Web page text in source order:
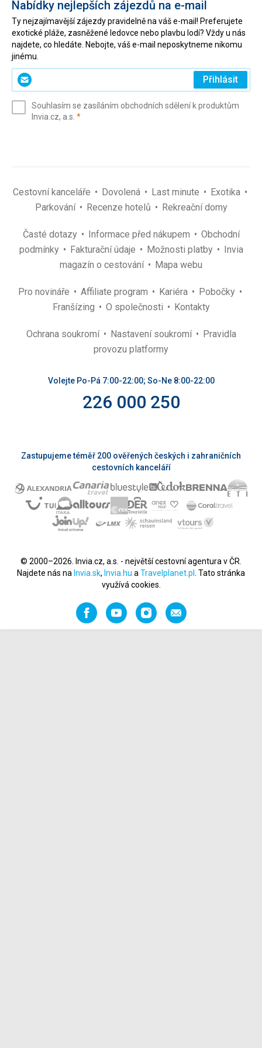
Nabídky nejlepších zájezdů na e-mail
Ty nejzajímavější zájezdy pravidelně na váš e-mail! Preferujete
exotické pláže, zasněžené ledovce nebo plavbu lodí? Vždy u nás
najdete, co hledáte. Nebojte, váš e-mail neposkytneme nikomu
jinému.
Zadejte
svůj
(povinné)
Přihlásit
Souhlasím se zasíláním obchodních sdělení k produktům
Invia.cz, a.s. *(povinné)
Cestovní kanceláře Dovolená Last minute
Exotika
Parkování
Recenze hotelů Rekreační domy
Časté dotazy Informace před nákupem
Obchodní
podmínky
Fakturační údaje Možnosti platby
Invia
magazín o cestování
Mapa webu
Pro novináře Affiliate program Kariéra
Pobočky
Franšízing
O společnosti Kontakty
Ochrana soukromí Nastavení soukromí
Pravidla
provozu platformy
Volejte Po-Pá 7:00-22:00; So-Ne 8:00-22:00
226 000 250
Zastupujeme téměř 200 ověřených českých i zahraničních
cestovních kanceláří
© 2000–2026. Invia.cz, a.s. - největší cestovní agentura v ČR.
Najdete nás na Invia.sk, Invia.hu a Travelplanet.pl
. Tato stránka
využívá cookies.
FacebookYouTubeInstagramNapište
nám